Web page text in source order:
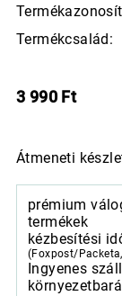
Termékcsalád:
3 990 Ft
Átmeneti
prémium
termékek
kézbesítési
(Foxpost/
Ingyenes